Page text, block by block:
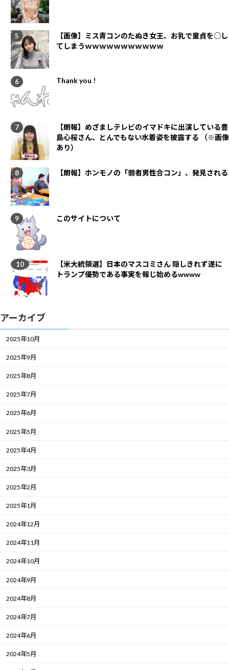
【画像】ミス青コンのたぬき女王、お乳で童貞を○し
てしまうｗｗｗｗｗｗｗｗｗｗｗ
Thank you !
【朗報】めざましテレビのイマドキに出演している豊
島心桜さん、とんでもない水着姿を披露する （※画像
あり）
【朗報】ホンモノの「弱者男性合コン」、発見される
このサイトについて
【米大統領選】日本のマスコミさん 隠しきれず遂に
トランプ優勢である事実を報じ始めるwwww
アーカイブ
2025年10月
2025年9月
2025年8月
2025年7月
2025年6月
2025年5月
2025年4月
2025年3月
2025年2月
2025年1月
2024年12月
2024年11月
2024年10月
2024年9月
2024年8月
2024年7月
2024年6月
2024年5月